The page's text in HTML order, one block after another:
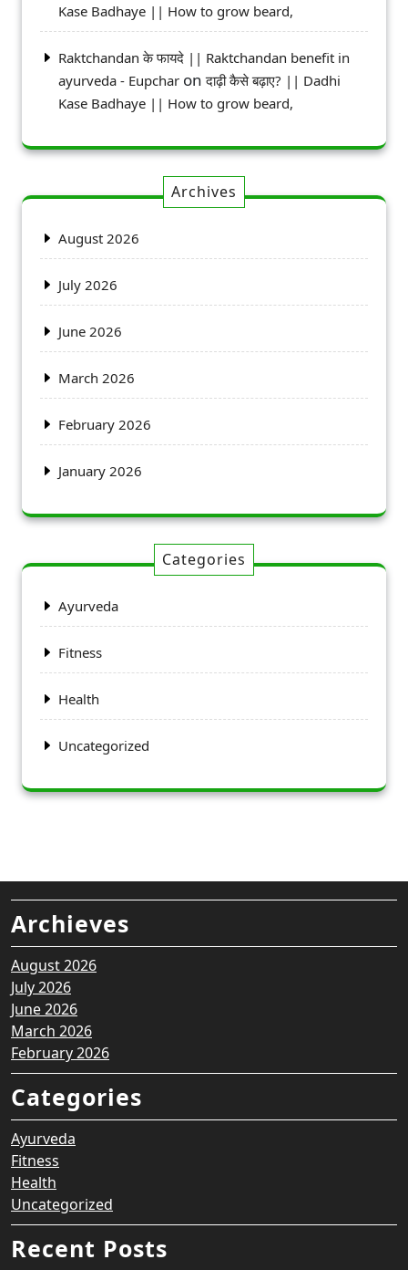
Kase Badhaye || How to grow beard,
Raktchandan के फायदे || Raktchandan benefit in
ayurveda - Eupchar onदाढ़ी कैसे बढ़ाए? || Dadhi
Kase Badhaye || How to grow beard,
Archives
August 2026
July 2026
June 2026
March 2026
February 2026
January 2026
Categories
Ayurveda
Fitness
Health
Uncategorized
Archieves
August 2026
July 2026
June 2026
March 2026
February 2026
Categories
Ayurveda
Fitness
Health
Uncategorized
Recent Posts